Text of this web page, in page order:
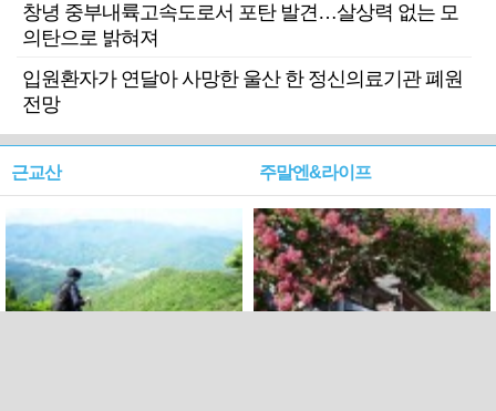
창녕 중부내륙고속도로서 포탄 발견…살상력 없는 모
의탄으로 밝혀져
입원환자가 연달아 사망한 울산 한 정신의료기관 폐원
전망
근교산 주말엔&라이프